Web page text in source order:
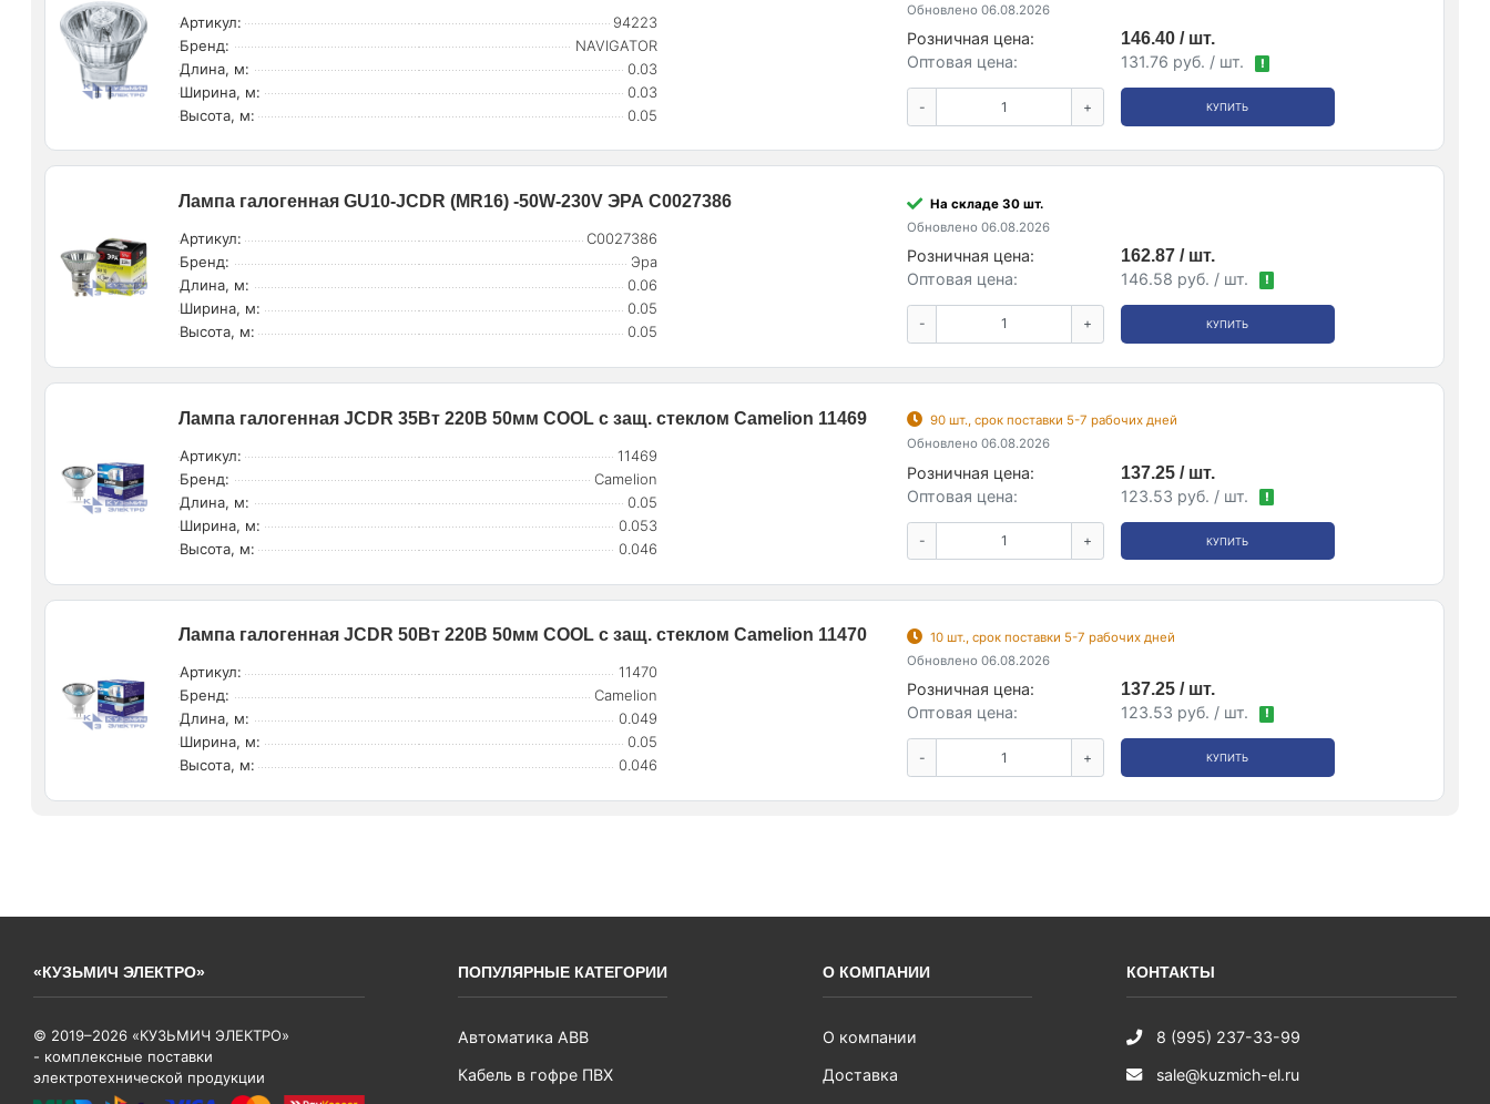
Артикул:
94223
Бренд:
NAVIGATOR
Длина, м:
0.03
Ширина, м:
0.03
Высота, м:
0.05
Обновлено 06.08.2026
Розничная цена:
146.40 / шт.
Оптовая цена:
131.76 руб. / шт. !
- + КУПИТЬ
Лампа галогенная GU10-JCDR (MR16) -50W-230V ЭРА C0027386
Артикул:
C0027386
Бренд:
Эра
Длина, м:
0.06
Ширина, м:
0.05
Высота, м:
0.05
На складе 30 шт.
Обновлено 06.08.2026
Розничная цена:
162.87 / шт.
Оптовая цена:
146.58 руб. / шт. !
- + КУПИТЬ
Лампа галогенная JCDR 35Вт 220В 50мм COOL с защ. стеклом Camelion 11469
Артикул:
11469
Бренд:
Camelion
Длина, м:
0.05
Ширина, м:
0.053
Высота, м:
0.046
90 шт., срок поставки 5-7 рабочих дней
Обновлено 06.08.2026
Розничная цена:
137.25 / шт.
Оптовая цена:
123.53 руб. / шт. !
- + КУПИТЬ
Лампа галогенная JCDR 50Вт 220В 50мм COOL с защ. стеклом Camelion 11470
Артикул:
11470
Бренд:
Camelion
Длина, м:
0.049
Ширина, м:
0.05
Высота, м:
0.046
10 шт., срок поставки 5-7 рабочих дней
Обновлено 06.08.2026
Розничная цена:
137.25 / шт.
Оптовая цена:
123.53 руб. / шт. !
- + КУПИТЬ
«КУЗЬМИЧ ЭЛЕКТРО»
© 2019–2026 «КУЗЬМИЧ ЭЛЕКТРО»
- комплексные поставки
электротехнической продукции
ПОПУЛЯРНЫЕ КАТЕГОРИИ
Автоматика ABB
Кабель в гофре ПВХ
О КОМПАНИИ
О компании
Доставка
КОНТАКТЫ
8 (995) 237-33-99
sale@kuzmich-el.ru